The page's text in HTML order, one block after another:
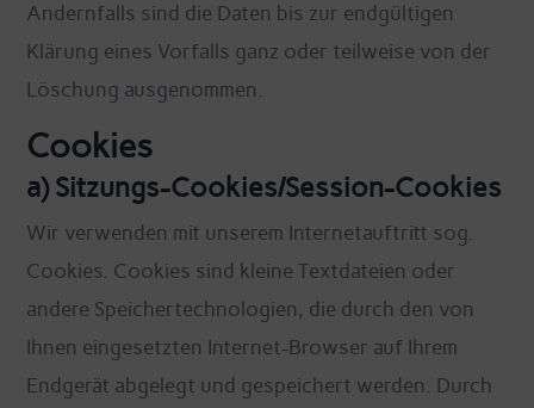
Andernfalls sind die Daten bis zur endgültigen
Klärung eines Vorfalls ganz oder teilweise von der
Löschung ausgenommen.
Cookies
a) Sitzungs-Cookies/Session-Cookies
Wir verwenden mit unserem Internetauftritt sog.
Cookies. Cookies sind kleine Textdateien oder
andere Speichertechnologien, die durch den von
Ihnen eingesetzten Internet-Browser auf Ihrem
Endgerät abgelegt und gespeichert werden. Durch